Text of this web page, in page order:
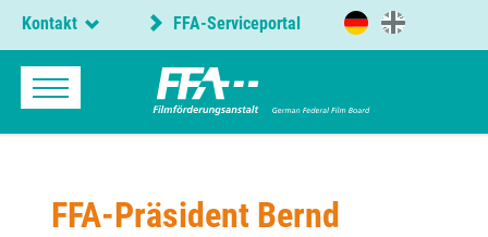
Kontakt FFA-Serviceportal
FFA-Präsident Bernd